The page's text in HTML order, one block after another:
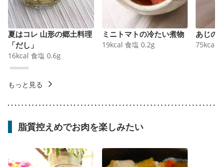
夏はコレ 山形の郷土料理
「だし」
16kcal 食塩 0.6g
ミニトマトの冷たい煮物
19kcal 食塩 0.2g
あじの
75kcal
もっと見る
脂質控えめでお肉を楽しみたい